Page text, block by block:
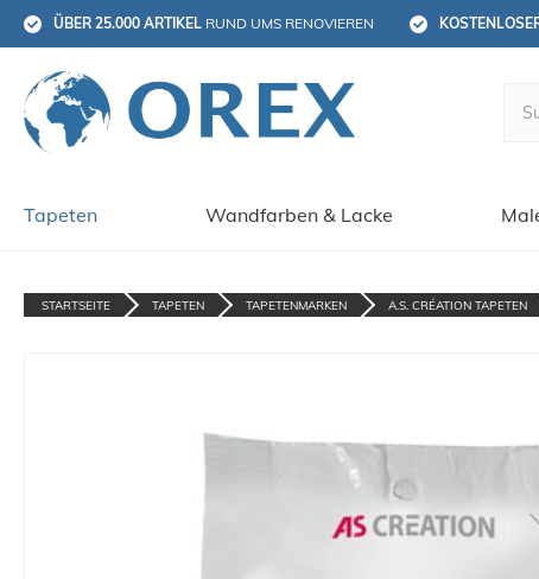
ÜBER 25.000 ARTIKEL RUND UMS RENOVIEREN
Tapeten Wandfarben & Lacke
STARTSEITE TAPETEN TAPETENMARKEN A.S. CRÉATION TAPETEN